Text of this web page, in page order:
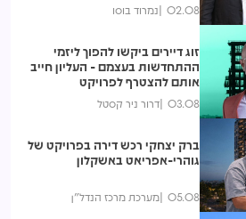
02.08 נמרוד בוסו
זוג דיירים ביקשו להפוך ליזמי
ההתחדשות בעצמם - העליון חייב
אותם להצטרף לפרויקט
03.08 דרור ניר קסטל
ברק יצחקי רכש דירה בפרויקט של
גוהרי-אפריאט באשקלון
05.08 מערכת מרכז הנדל"ן